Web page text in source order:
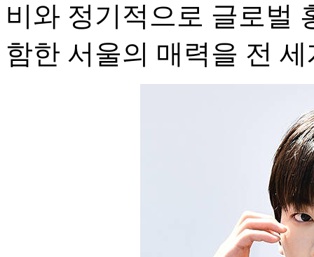
비와 정기적으로 글로벌
함한 서울의 매력을 전